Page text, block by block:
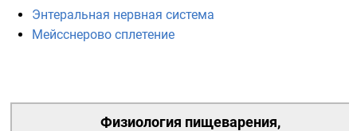
Энтеральная нервная система
Мейсснерово сплетение
Физиология пищеварения,